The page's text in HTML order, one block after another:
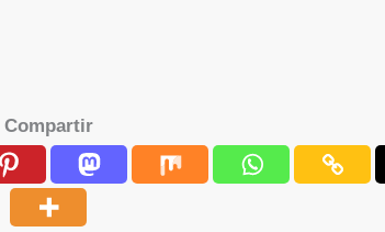
Compartir